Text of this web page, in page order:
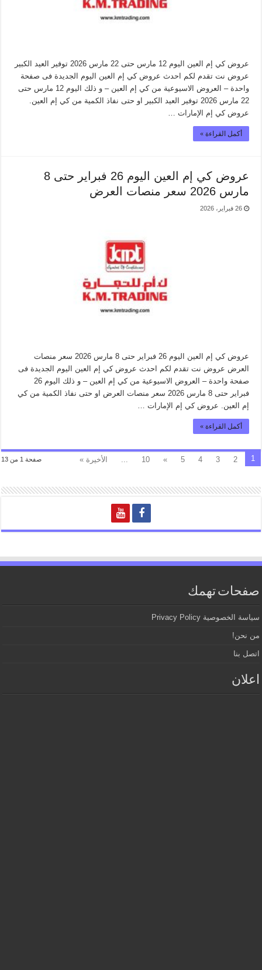
عروض كي إم العين اليوم 12 مارس حتى 22 مارس 2026 توفير العيد الكبير
عروض نت تقدم لكم احدث عروض كي إم العين اليوم الجديدة فى صفحة
واحدة – العروض الاسيوعية من كي إم العين – و ذلك اليوم 12 مارس حتى
22 مارس 2026 توفير العيد الكبير او حتى نفاذ الكمية من كي إم العين.
عروض كي إم الإمارات …
أكمل القراءة »
عروض كي إم العين اليوم 26 فبراير حتى 8
مارس 2026 سعر منصات العرض
26 فبراير، 2026
عروض كي إم العين اليوم 26 فبراير حتى 8 مارس 2026 سعر منصات
العرض عروض نت تقدم لكم احدث عروض كي إم العين اليوم الجديدة فى
صفحة واحدة – العروض الاسيوعية من كي إم العين – و ذلك اليوم 26
فبراير حتى 8 مارس 2026 سعر منصات العرض او حتى نفاذ الكمية من كي
إم العين. عروض كي إم الإمارات …
أكمل القراءة »
صفحة 1 من 13 1
2
3
4
5
»
10 الأخيرة »
صفحات تهمك
سياسة الخصوصية Privacy Policy
من نحن!
اتصل بنا
اعلان